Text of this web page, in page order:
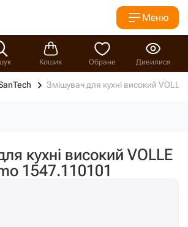
Меню
Кошик Обране Дивилися
Змішувач для кухні високий
кухні високий VOLLE
1547.110101